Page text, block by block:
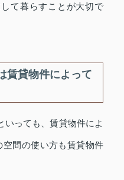
て暮らすことが大切で
賃貸物件によって
いっても、賃貸物件によ
間の使い方も賃貸物件